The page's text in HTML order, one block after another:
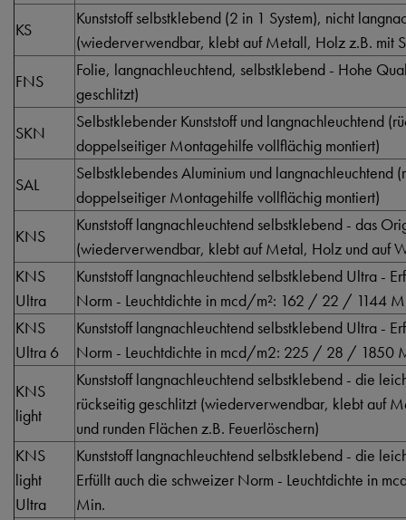
KS
Kunststoff selbstklebend (2 in 1 System), nicht
(wiederverwendbar, klebt auf Metall, Holz z.B. mit
FNS
Folie, langnachleuchtend, selbstklebend - Hohe
geschlitzt)
SKN
Selbstklebender Kunststoff und langnachleuchtend
doppelseitiger Montagehilfe vollflächig montiert)
SAL
Selbstklebendes Aluminium und langnachleuchtend
doppelseitiger Montagehilfe vollflächig montiert)
KNS
Kunststoff langnachleuchtend selbstklebend - das
(wiederverwendbar, klebt auf Metal, Holz und auf
KNS
Ultra
Kunststoff langnachleuchtend selbstklebend Ultra -
Norm - Leuchtdichte in mcd/m²: 162 / 22 / 1144
KNS
Ultra 6
Kunststoff langnachleuchtend selbstklebend Ultra -
Norm - Leuchtdichte in mcd/m2: 225 / 28 / 1850
KNS
light
Kunststoff langnachleuchtend selbstklebend - die
rückseitig geschlitzt (wiederverwendbar, klebt auf
und runden Flächen z.B. Feuerlöschern)
KNS
light
Ultra
Kunststoff langnachleuchtend selbstklebend - die
Erfüllt auch die schweizer Norm - Leuchtdichte in
Min.